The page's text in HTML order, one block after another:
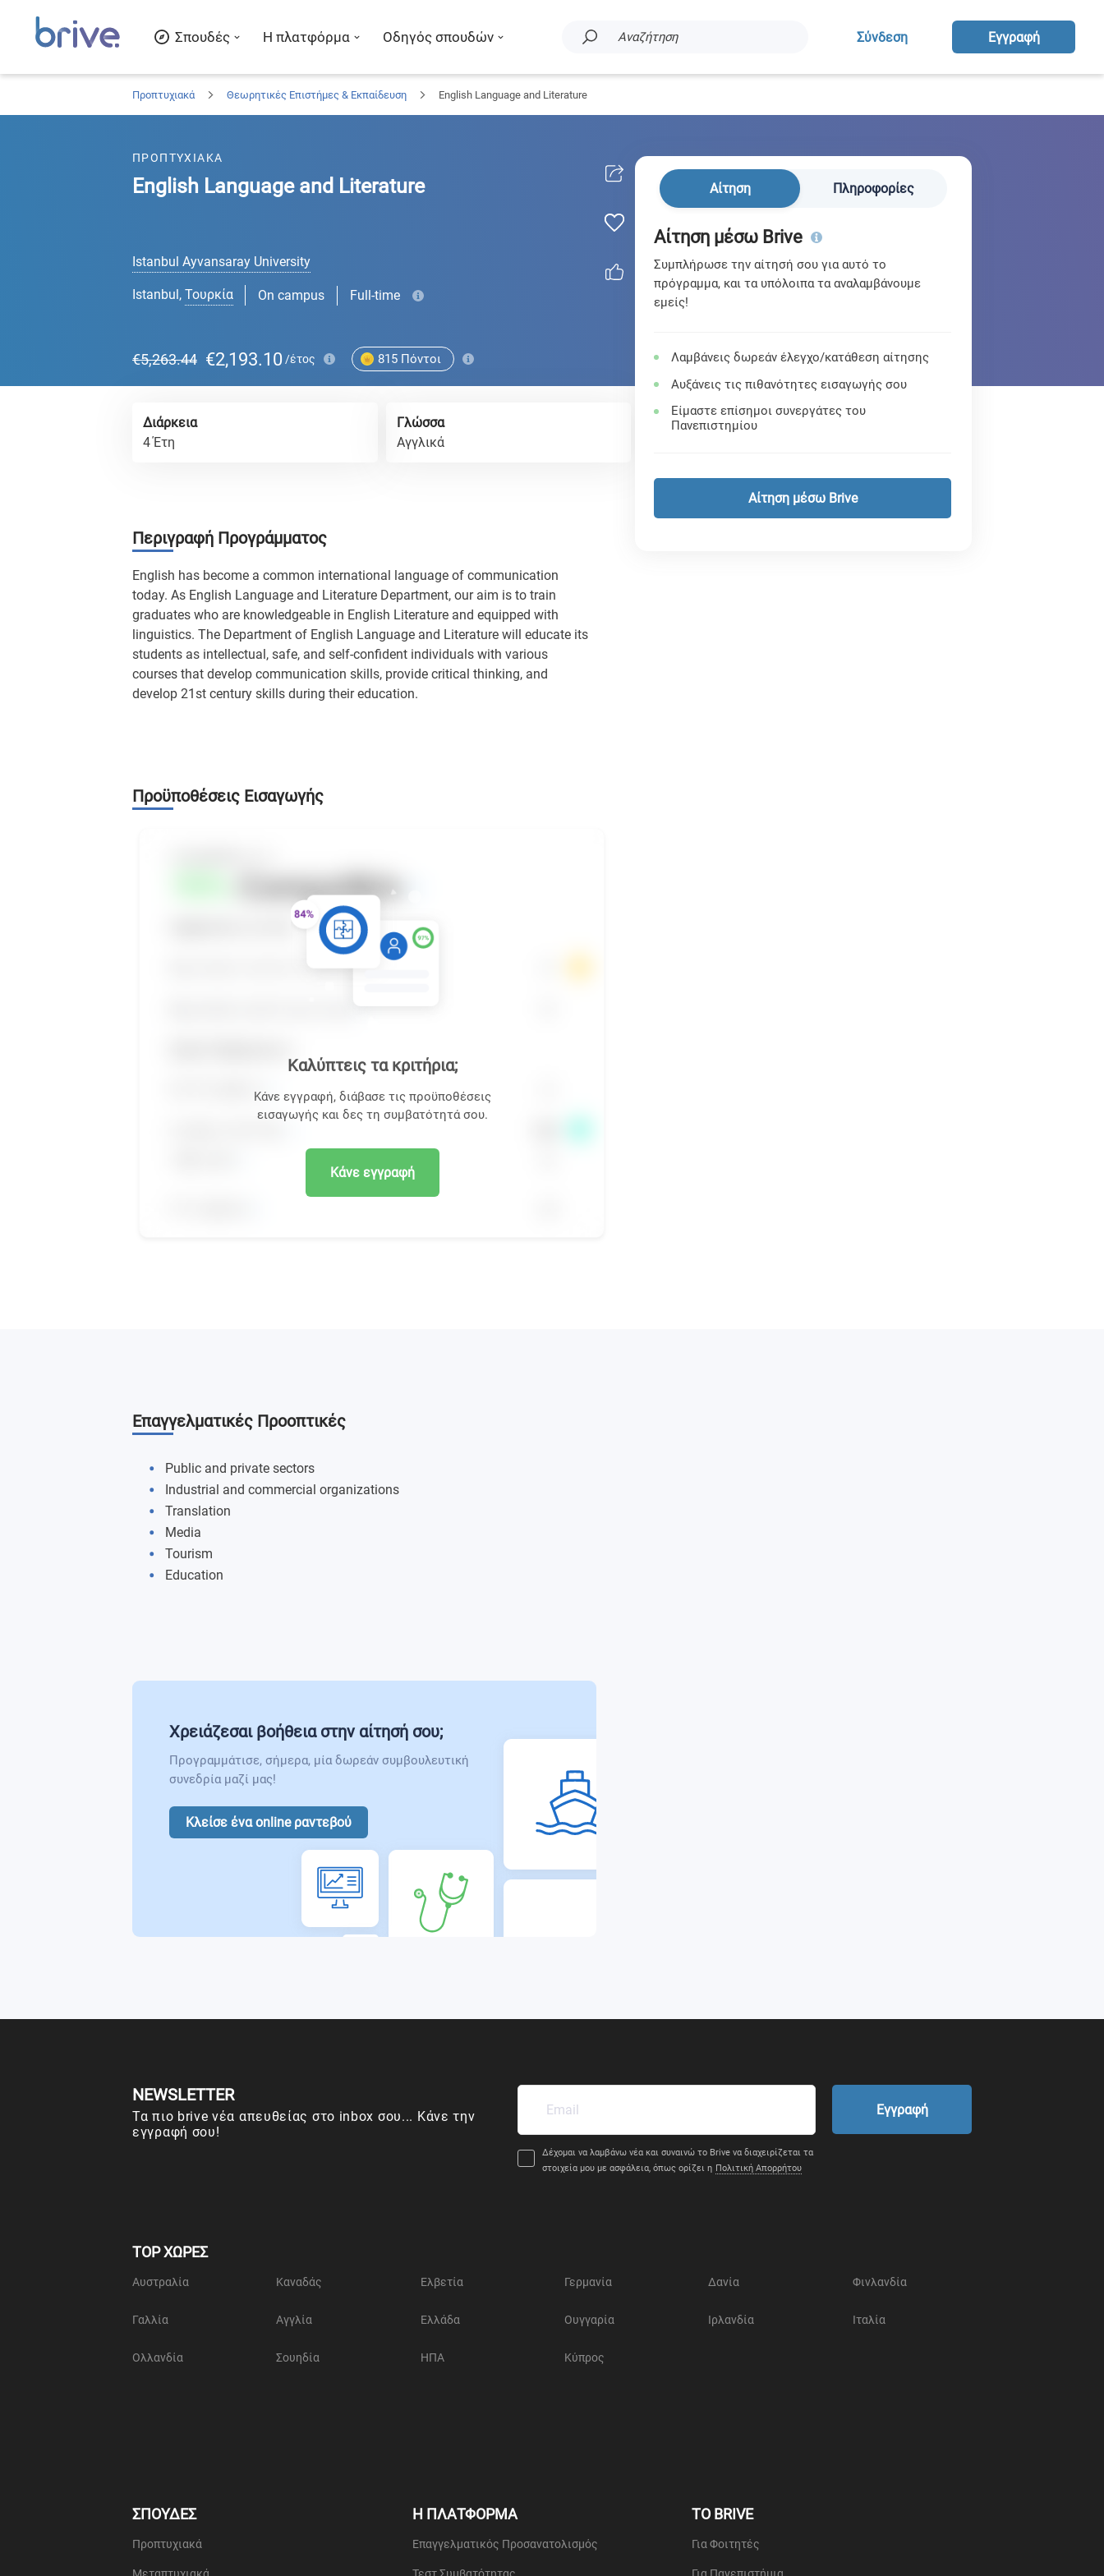
Σπουδές Η πλατφόρμα Οδηγός σπουδών Αναζήτηση Σύνδεση Eγγραφή
Προπτυχιακά Θεωρητικές Επιστήμες & Εκπαίδευση English Language and Literature
Αίτηση Πληροφορίες
Αίτηση μέσω Brive
Συμπλήρωσε την αίτησή σου για αυτό το
πρόγραμμα, και τα υπόλοιπα τα αναλαμβάνουμε
εμείς!
Λαμβάνεις δωρεάν έλεγχο/κατάθεση αίτησης
Αυξάνεις τις πιθανότητες εισαγωγής σου
Είμαστε επίσημοι συνεργάτες του
Πανεπιστημίου
Αίτηση μέσω Brive
ΠΡΟΠΤΥΧΙΑΚΑ
English Language and Literature
Istanbul Ayvansaray University
Istanbul, Τουρκία On campus Full-time
€5,263.44 €2,193.10 /έτος 815 Πόντοι
Διάρκεια
4 Έτη
Γλώσσα
Αγγλικά
Περιγραφή Προγράμματος
English has become a common international language of communication
today. As English Language and Literature Department, our aim is to train
graduates who are knowledgeable in English Literature and equipped with
linguistics. The Department of English Language and Literature will educate its
students as intellectual, safe, and self-confident individuals with various
courses that develop communication skills, provide critical thinking, and
develop 21st century skills during their education.
Προϋποθέσεις Εισαγωγής
Καλύπτεις τα κριτήρια;
Κάνε εγγραφή, διάβασε τις προϋποθέσεις
εισαγωγής και δες τη συμβατότητά σου.
Κάνε εγγραφή
Επαγγελματικές Προοπτικές
Public and private sectors
Industrial and commercial organizations
Translation
Media
Tourism
Education
Χρειάζεσαι βοήθεια στην αίτησή σου;
Προγραμμάτισε, σήμερα, μία δωρεάν συμβουλευτική
συνεδρία μαζί μας!
Κλείσε ένα online ραντεβού
NEWSLETTER
Τα πιο brive νέα απευθείας στο inbox σου... Κάνε την
εγγραφή σου!
Δέχομαι να λαμβάνω νέα και συναινώ το Brive να διαχειρίζεται τα
στοιχεία μου με ασφάλεια, όπως ορίζει η Πολιτική Απορρήτου
Εγγραφή
TOP ΧΩΡΕΣ
Αυστραλία Καναδάς Ελβετία Γερμανία Δανία Φινλανδία
Γαλλία Αγγλία Ελλάδα Ουγγαρία Ιρλανδία Ιταλία
Ολλανδία Σουηδία ΗΠΑ Κύπρος
ΣΠΟΥΔΕΣ
Προπτυχιακά
Η ΠΛΑΤΦΟΡΜΑ
Επαγγελματικός Προσανατολισμός
ΤΟ BRIVE
Για Φοιτητές